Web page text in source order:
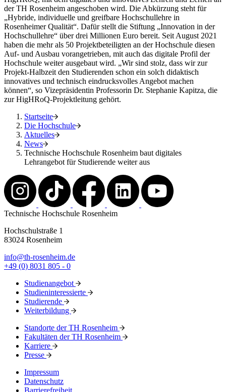
der TH Rosenheim angeschoben wird. Die Abkürzung steht für
„Hybride, individuelle und greifbare Hochschullehre in
Rosenheimer Qualität“. Dafür stellt die Stiftung „Innovation in der
Hochschullehre“ über drei Millionen Euro bereit. Seit August 2021
haben die mehr als 50 Projektbeteiligten an der Hochschule diesen
Auf- und Ausbau vorangetrieben, mit auch das digitale Profil der
Hochschule weiter ausgebaut wird. „Wir sind stolz, dass wir zur
Projekt-Halbzeit den Studierenden schon ein solch didaktisch
innovatives und technisch eindrucksvolles Angebot machen
können“, so Vizepräsidentin Professorin Dr. Stephanie Kapitza, die
zur HigHRoQ-Projektleitung gehört.
Startseite
Die Hochschule
Aktuelles
News
Technische Hochschule Rosenheim baut digitales
Lehrangebot für Studierende weiter aus
Technische Hochschule Rosenheim
Hochschulstraße 1
83024 Rosenheim
info@th-rosenheim.de
+49 (0) 8031 805 - 0
Studienangebot
Studieninteressierte
Studierende
Weiterbildung
Standorte der TH Rosenheim
Fakultäten der TH Rosenheim
Karriere
Presse
Impressum
Datenschutz